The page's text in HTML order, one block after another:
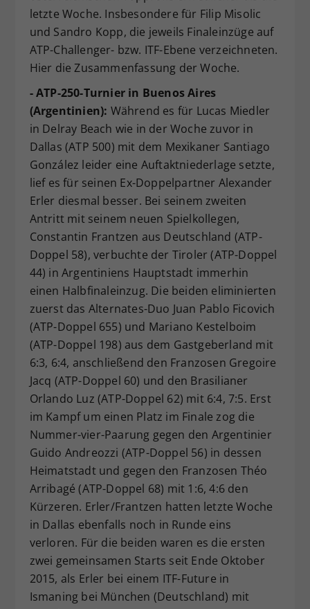
letzte Woche. Insbesondere für Filip Misolic
und Sandro Kopp, die jeweils Finaleinzüge auf
ATP-Challenger- bzw. ITF-Ebene verzeichneten.
Hier die Zusammenfassung der Woche.
- ATP-250-Turnier in Buenos Aires
(Argentinien): Während es für Lucas Miedler
in Delray Beach wie in der Woche zuvor in
Dallas (ATP 500) mit dem Mexikaner Santiago
González leider eine Auftaktniederlage setzte,
lief es für seinen Ex-Doppelpartner Alexander
Erler diesmal besser. Bei seinem zweiten
Antritt mit seinem neuen Spielkollegen,
Constantin Frantzen aus Deutschland (ATP-
Doppel 58), verbuchte der Tiroler (ATP-Doppel
44) in Argentiniens Hauptstadt immerhin
einen Halbfinaleinzug. Die beiden eliminierten
zuerst das Alternates-Duo Juan Pablo Ficovich
(ATP-Doppel 655) und Mariano Kestelboim
(ATP-Doppel 198) aus dem Gastgeberland mit
6:3, 6:4, anschließend den Franzosen Gregoire
Jacq (ATP-Doppel 60) und den Brasilianer
Orlando Luz (ATP-Doppel 62) mit 6:4, 7:5. Erst
im Kampf um einen Platz im Finale zog die
Nummer-vier-Paarung gegen den Argentinier
Guido Andreozzi (ATP-Doppel 56) in dessen
Heimatstadt und gegen den Franzosen Théo
Arribagé (ATP-Doppel 68) mit 1:6, 4:6 den
Kürzeren. Erler/Frantzen hatten letzte Woche
in Dallas ebenfalls noch in Runde eins
verloren. Für die beiden waren es die ersten
zwei gemeinsamen Starts seit Ende Oktober
2015, als Erler bei einem ITF-Future in
Ismaning bei München (Deutschland) mit
Zweck
Dieser Wert speichert Ihre Consent-
Einstellungen. Unter anderem eine
zufällig generierte ID, für die
historische Speicherung Ihrer
vorgenommen Einstellungen, falls der
Webseiten-Betreiber dies eingestellt
hat.